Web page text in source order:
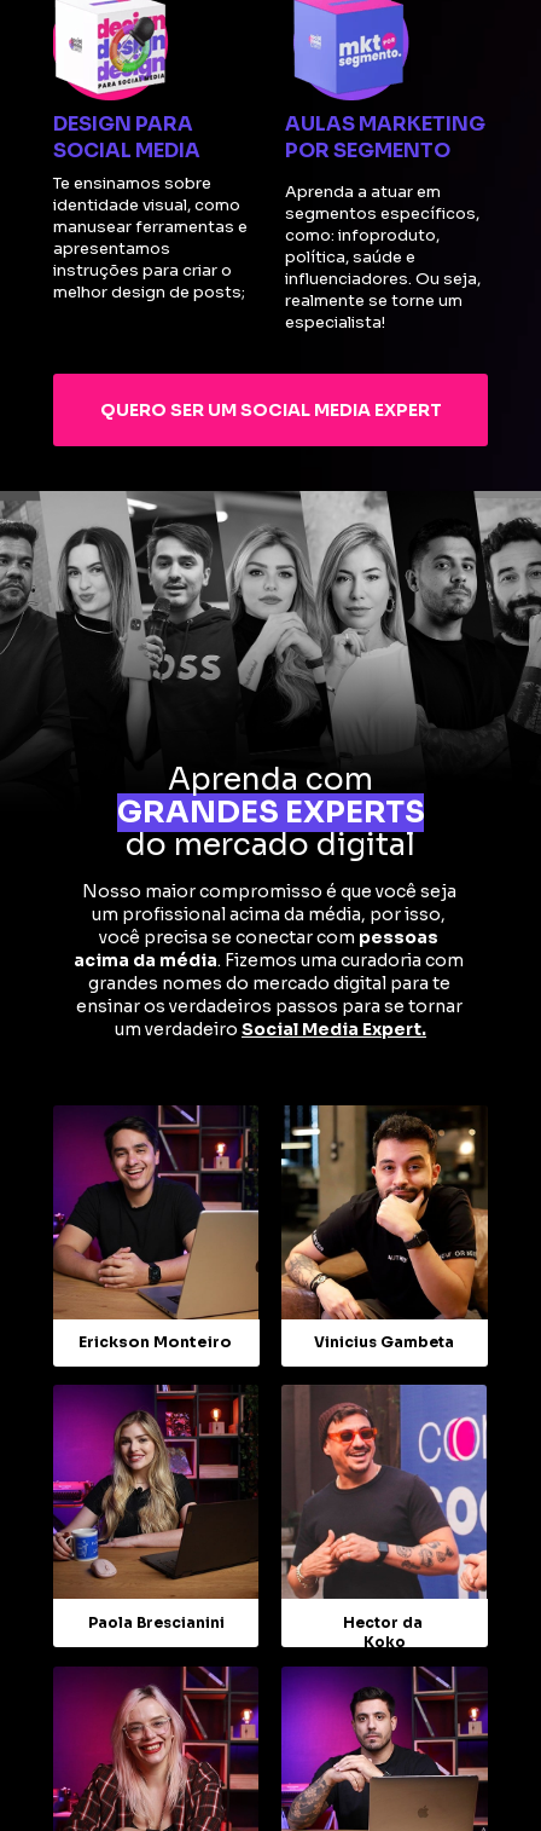
QUERO SER UM SOCIAL MEDIA EXPERT
DESIGN PARA
SOCIAL MEDIA
Te ensinamos sobre
identidade visual, como
manusear ferramentas e
apresentamos
instruções para criar o
melhor design de posts;
AULAS MARKETING
POR SEGMENTO
Aprenda a atuar em
segmentos específicos,
como: infoproduto,
política, saúde e
influenciadores. Ou seja,
realmente se torne um
especialista!
Aprenda com
GRANDES EXPERTS
do mercado digital
Nosso maior compromisso é que você seja
um profissional acima da média, por isso,
você precisa se conectar com pessoas
acima da média. Fizemos uma curadoria com
grandes nomes do mercado digital para te
ensinar os verdadeiros passos para se tornar
um verdadeiro Social Media Expert.
Erickson Monteiro Vinicius Gambeta
Paola Brescianini
Hector da
Koko